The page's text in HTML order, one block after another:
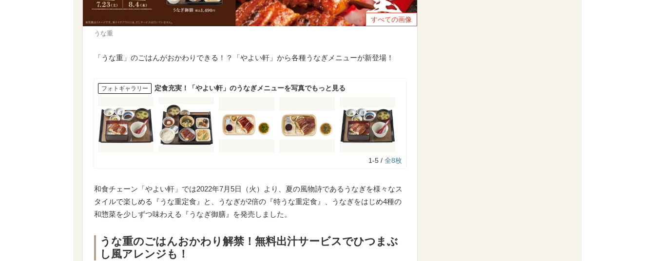
すべての画像
うな重
「うな重」のごはんがおかわりできる！？「やよい軒」から各種うなぎメニューが新登場！
フォトギャラリー 定食充実！「やよい軒」のうなぎメニューを写真でもっと見る
1-5 / 全8枚
和食チェーン「やよい軒」では2022年7月5日（火）より、夏の風物詩であるうなぎを様々なス
タイルで楽しめる『うな重定食』と、うなぎが2倍の『特うな重定食』、うなぎをはじめ4種の
和惣菜を少しずつ味わえる『うなぎ御膳』を発売しました。
うな重のごはんおかわり解禁！無料出汁サービスでひつまぶ
し風アレンジも！